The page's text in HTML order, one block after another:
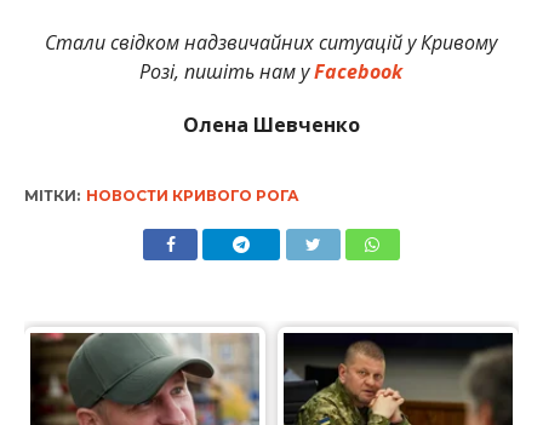
Стали свідком надзвичайних ситуацій у Кривому
Розі, пишіть нам уFacebook
Олена Шевченко
МІТКИ: НОВОСТИ КРИВОГО РОГА